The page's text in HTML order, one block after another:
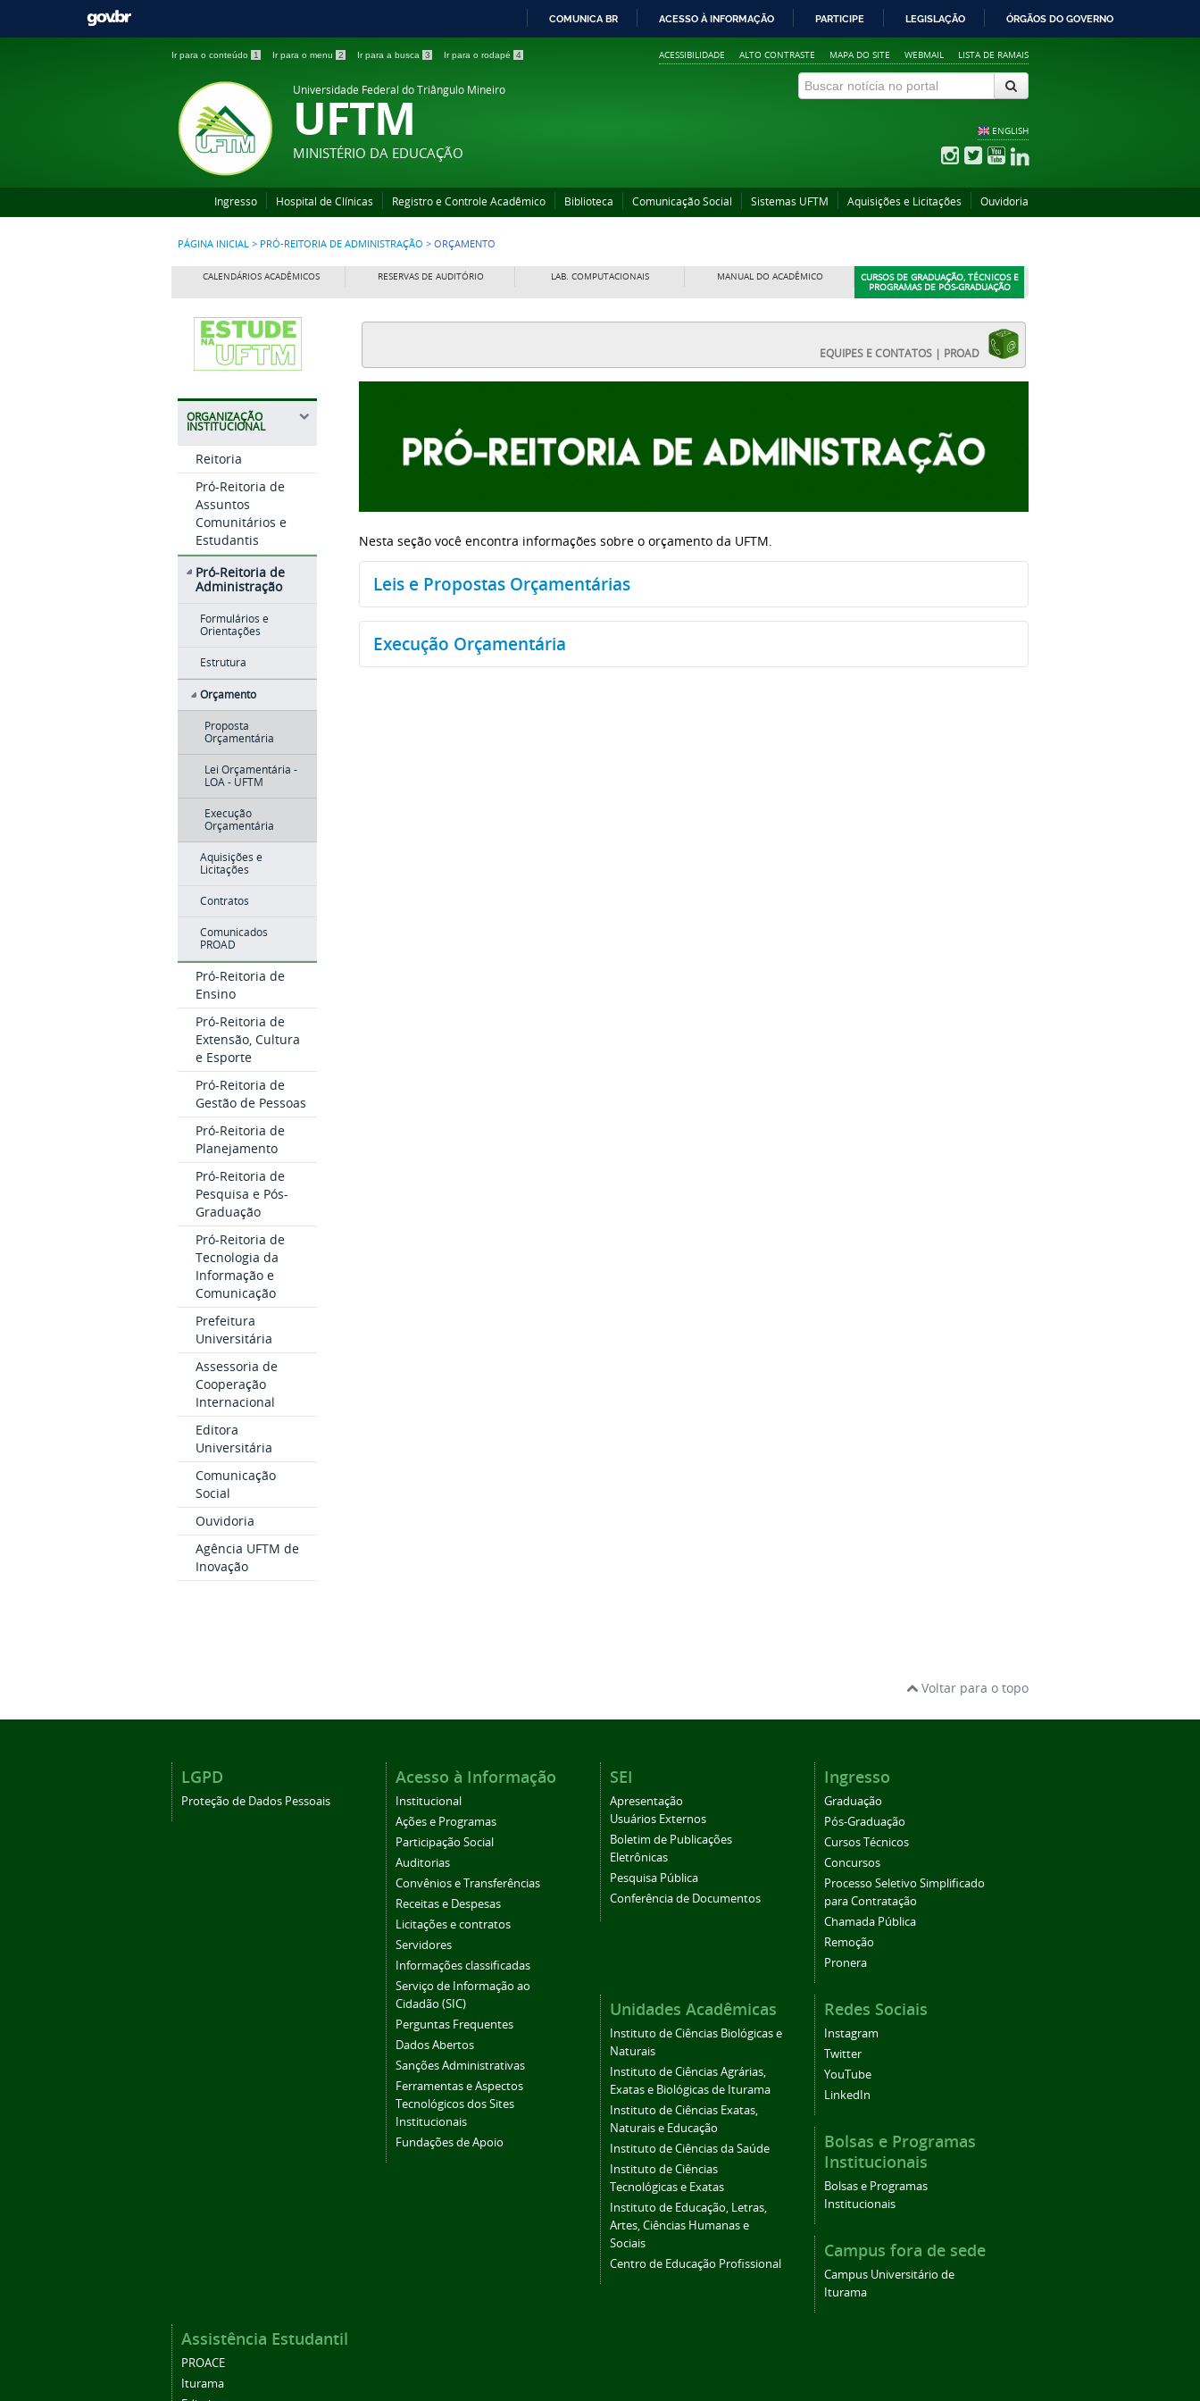
COMUNICA BR ACESSO À INFORMAÇÃO PARTICIPE LEGISLAÇÃO ÓRGÃOS DO GOVERNO
Ir para o conteúdo 1 Ir para o menu 2 Ir para a busca 3 Ir para o rodapé 4 ACESSIBILIDADE ALTO CONTRASTE MAPA DO SITE WEBMAIL LISTA DE RAMAIS
Universidade Federal do Triângulo Mineiro
UFTM
MINISTÉRIO DA EDUCAÇÃO
ENGLISH
Ingresso Hospital de Clínicas Registro e Controle Acadêmico Biblioteca Comunicação Social Sistemas UFTM Aquisições e Licitações Ouvidoria
PÁGINA INICIAL > PRÓ-REITORIA DE ADMINISTRAÇÃO > ORÇAMENTO
CALENDÁRIOS ACADÊMICOS RESERVAS DE AUDITÓRIO LAB. COMPUTACIONAIS MANUAL DO ACADÊMICO
CURSOS DE GRADUAÇÃO, TÉCNICOS E
PROGRAMAS DE PÓS-GRADUAÇÃO
ORGANIZAÇÃO
INSTITUCIONAL
Reitoria
Pró-Reitoria de
Assuntos
Comunitários e
Estudantis
Pró-Reitoria de
Administração
Formulários e
Orientações
Estrutura
Orçamento
Proposta
Orçamentária
Lei Orçamentária -
LOA - UFTM
Execução
Orçamentária
Aquisições e
Licitações
Contratos
Comunicados
PROAD
Pró-Reitoria de
Ensino
Pró-Reitoria de
Extensão, Cultura
e Esporte
Pró-Reitoria de
Gestão de Pessoas
Pró-Reitoria de
Planejamento
Pró-Reitoria de
Pesquisa e Pós-
Graduação
Pró-Reitoria de
Tecnologia da
Informação e
Comunicação
Prefeitura
Universitária
Assessoria de
Cooperação
Internacional
Editora
Universitária
Comunicação
Social
Ouvidoria
Agência UFTM de
Inovação
EQUIPES E CONTATOS | PROAD
Nesta seção você encontra informações sobre o orçamento da UFTM.
Leis e Propostas Orçamentárias
Lei Orçamentária - LOA - UFTM
Execução Orçamentária
Voltar para o topo
LGPD
Proteção de Dados Pessoais
Acesso à Informação
Institucional
Ações e Programas
Participação Social
Auditorias
Convênios e Transferências
Receitas e Despesas
Licitações e contratos
Servidores
Informações classificadas
Serviço de Informação ao
Cidadão (SIC)
Perguntas Frequentes
Dados Abertos
Sanções Administrativas
Ferramentas e Aspectos
Tecnológicos dos Sites
Institucionais
Fundações de Apoio
SEI
Apresentação
Usuários Externos
Boletim de Publicações
Eletrônicas
Pesquisa Pública
Conferência de Documentos
Ingresso
Graduação
Pós-Graduação
Cursos Técnicos
Concursos
Processo Seletivo Simplificado
para Contratação
Chamada Pública
Remoção
Pronera
Unidades Acadêmicas
Instituto de Ciências Biológicas e
Naturais
Instituto de Ciências Agrárias,
Exatas e Biológicas de Iturama
Instituto de Ciências Exatas,
Naturais e Educação
Instituto de Ciências da Saúde
Instituto de Ciências
Tecnológicas e Exatas
Instituto de Educação, Letras,
Artes, Ciências Humanas e
Sociais
Centro de Educação Profissional
Redes Sociais
Instagram
Twitter
YouTube
LinkedIn
Bolsas e Programas
Institucionais
Bolsas e Programas
Institucionais
Campus fora de sede
Campus Universitário de
Iturama
Assistência Estudantil
PROACE
Iturama